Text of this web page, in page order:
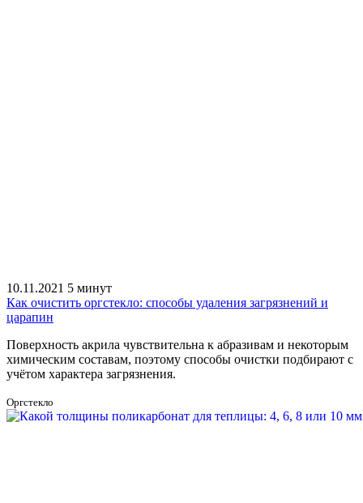
10.11.2021 5 минут
Как очистить оргстекло: способы удаления загрязнений и
царапин
Поверхность акрила чувствительна к абразивам и некоторым
химическим составам, поэтому способы очистки подбирают с
учётом характера загрязнения.
Оргстекло